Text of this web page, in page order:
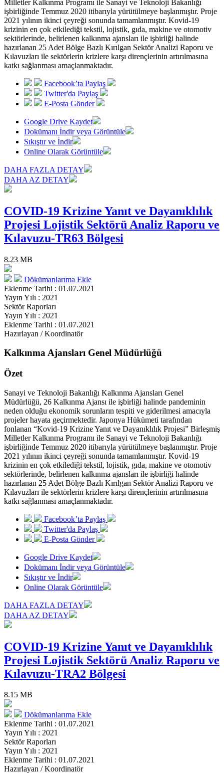
Milletler Kalkınma Programı ile Sanayi ve Teknoloji Bakanlığı
işbirliğinde Temmuz 2020 itibarıyla yürütülmeye başlanmıştır. Proje
2021 yılının ikinci çeyreği sonunda tamamlanmıştır. Kovid-19
krizinin en çok etkilediği tekstil, lojistik, gıda, makine ve otomotiv
sektörlerinde, belirlenen kalkınma ajansları ile işbirliği halinde
hazırlanan 25 Adet Bölge Bazlı Kırılgan Sektör Analizi Raporu ve
Kılavuzları ile sektörlerin krizlere karşı dirençlerinin artırılmasına
katkı sağlanması amaçlanmaktadır.
Facebook’ta Paylaş
Twitter'da Paylaş
E-Posta Gönder
Google Drive Kaydet
Dokümanı İndir veya Görüntüle
Sıkıştır ve İndir
Online Olarak Görüntüle
DAHA FAZLA DETAY
DAHA AZ DETAY
COVID-19 Krizine Yanıt ve Dayanıklılık
Projesi Lojistik Sektörü Analiz Raporu ve
Kılavuzu-TR63 Bölgesi
8.23 MB
Dökümanlarıma Ekle
Eklenme Tarihi : 01.07.2021
Yayın Yılı : 2021
Sektör Raporları
Yayın Yılı : 2021
Eklenme Tarihi : 01.07.2021
Hazırlayan / Koordinatör
Kalkınma Ajansları Genel Müdürlüğü
Özet
Sanayi ve Teknoloji Bakanlığı Kalkınma Ajansları Genel
Müdürlüğü, 26 Kalkınma Ajansı ile işbirliği halinde pandeminin
neden olduğu ekonomik sorunların tespiti ve giderilmesi amacıyla
projeler hayata geçirmektedir. Japonya Hükümeti tarafından
fonlanan “Kovid-19 Krizine Yanıt ve Dayanıklılık Projesi” Birleşmiş
Milletler Kalkınma Programı ile Sanayi ve Teknoloji Bakanlığı
işbirliğinde Temmuz 2020 itibarıyla yürütülmeye başlanmıştır. Proje
2021 yılının ikinci çeyreği sonunda tamamlanmıştır. Kovid-19
krizinin en çok etkilediği tekstil, lojistik, gıda, makine ve otomotiv
sektörlerinde, belirlenen kalkınma ajansları ile işbirliği halinde
hazırlanan 25 Adet Bölge Bazlı Kırılgan Sektör Analizi Raporu ve
Kılavuzları ile sektörlerin krizlere karşı dirençlerinin artırılmasına
katkı sağlanması amaçlanmaktadır.
Facebook’ta Paylaş
Twitter'da Paylaş
E-Posta Gönder
Google Drive Kaydet
Dokümanı İndir veya Görüntüle
Sıkıştır ve İndir
Online Olarak Görüntüle
DAHA FAZLA DETAY
DAHA AZ DETAY
COVID-19 Krizine Yanıt ve Dayanıklılık
Projesi Lojistik Sektörü Analiz Raporu ve
Kılavuzu-TRA2 Bölgesi
8.15 MB
Dökümanlarıma Ekle
Eklenme Tarihi : 01.07.2021
Yayın Yılı : 2021
Sektör Raporları
Yayın Yılı : 2021
Eklenme Tarihi : 01.07.2021
Hazırlayan / Koordinatör